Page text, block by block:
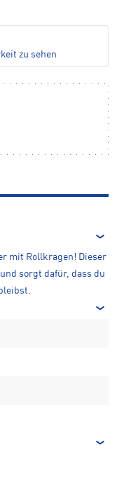
zu sehen
mit Rollkragen! Dieser
sorgt dafür, dass du